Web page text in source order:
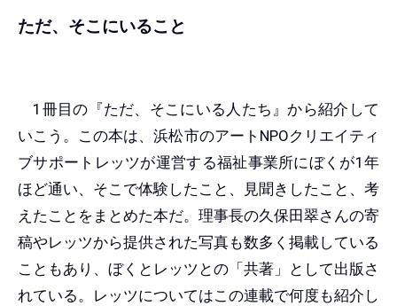
ただ、そこにいること
1冊目の『ただ、そこにいる人たち』から紹介して
いこう。この本は、浜松市のアートNPOクリエイティ
ブサポートレッツが運営する福祉事業所にぼくが1年
ほど通い、そこで体験したこと、見聞きしたこと、考
えたことをまとめた本だ。理事長の久保田翠さんの寄
稿やレッツから提供された写真も数多く掲載している
こともあり、ぼくとレッツとの「共著」として出版さ
れている。レッツについてはこの連載で何度も紹介し